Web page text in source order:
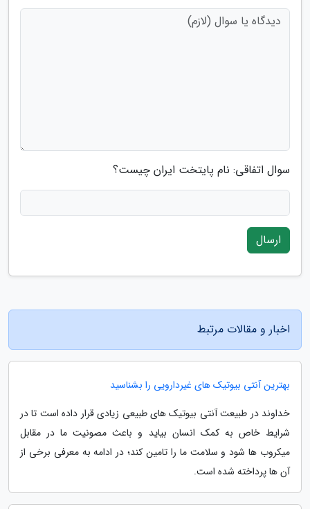
سوال اتفاقی: نام پایتخت ایران چیست؟
ارسال
اخبار و مقالات مرتبط
بهترین آنتی بیوتیک های غیردارویی را بشناسید
خداوند در طبیعت آنتی بیوتیک های طبیعی زیادی قرار داده است تا در
شرایط خاص به کمک انسان بیاید و باعث مصونیت ما در مقابل
میکروب ها شود و سلامت ما را تامین کند؛ در ادامه به معرفی برخی از
آن ها پرداخته شده است.